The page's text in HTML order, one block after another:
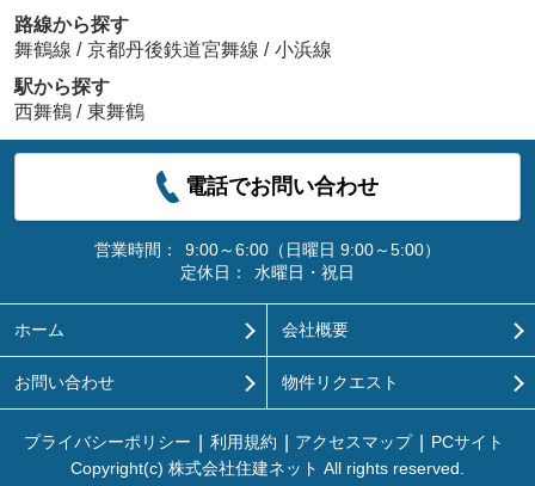
路線から探す
舞鶴線 / 京都丹後鉄道宮舞線 / 小浜線
駅から探す
西舞鶴 / 東舞鶴
電話でお問い合わせ
営業時間：
9:00～6:00（日曜日 9:00～5:00）
定休日：
水曜日・祝日
ホーム 会社概要
お問い合わせ 物件リクエスト
プライバシーポリシー 利用規約 アクセスマップ
PCサイト
Copyright(c) 株式会社住建ネット All rights reserved.